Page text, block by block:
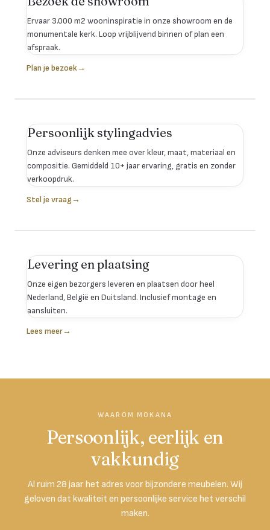
Ervaar 3.000 m2 wooninspiratie in onze showroom en de
monumentale kerk. Loop vrijblijvend binnen of plan een
afspraak.
Plan je bezoek→
Persoonlijk stylingadvies
Onze adviseurs denken mee over kleur, maat, materiaal en
compositie. Gemiddeld 10+ jaar ervaring, gratis en zonder
verkoopdruk.
Stel je vraag→
Levering en plaatsing
Onze eigen bezorgers leveren en plaatsen door heel
Nederland, België en Duitsland. Inclusief montage en
aansluiten.
Lees meer→
WAAROM MOKANA
Persoonlijk, eerlijk en
vakkundig
Al ruim 28 jaar het adres voor bijzondere meubelen. Wij
geloven dat kwaliteit en persoonlijke service het verschil
maken.